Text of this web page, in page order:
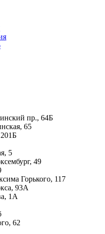
пр., 64Б
65
5
49
Горького, 117
93А
1А
62